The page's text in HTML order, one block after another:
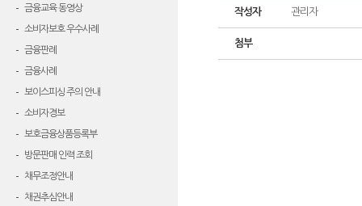
금융교육 동영상
소비자보호 우수사례
금융판례
금융사례
보이스피싱 주의 안내
소비자경보
보호금융상품등록부
방문판매 인력 조회
채무조정안내
채권추심안내
작성자 관리자
첨부